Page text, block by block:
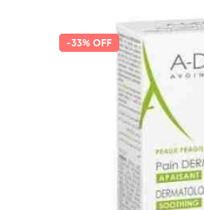
➤ Hydrate intensément
➤ Nourrit et protège avec le
➤ Apaise les sensations
➤ Texture fluide et légère,
✔ Pour découvrir nos offres
-33% OFF